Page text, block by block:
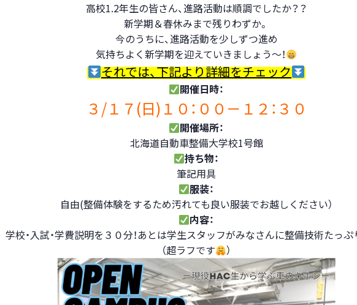
高校1.2年生の皆さん、進路活動は順調でしたか？？
新学期＆春休みまで残りわずか。
今のうちに、進路活動を少しずつ進め
気持ちよく新学期を迎えていきましょう～！
それでは、下記より詳細をチェック
開催日時：
３/１７(日)１０：００－１２：３０
開催場所：
北海道自動車整備大学校1号館
持ち物：
筆記用具
服装：
自由(整備体験をするため汚れても良い服装でお越しください）
内容：
学校・入試・学費説明を３０分！あとは学生スタッフがみなさんに整備技術たっぷ
（超ラフです
）